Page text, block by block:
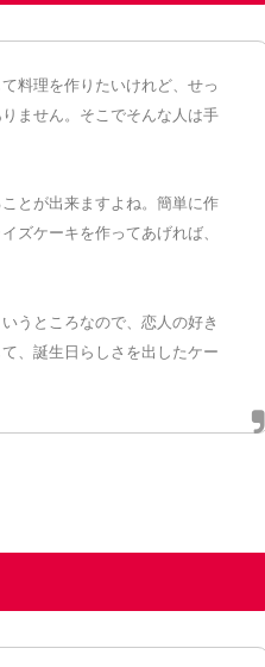
料理を作りたいけれど、せっ
ません。そこでそんな人は手
とが出来ますよね。簡単に作
ズケーキを作ってあげれば、
うところなので、恋人の好き
、誕生日らしさを出したケー